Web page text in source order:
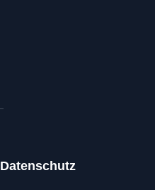
Datenschutz